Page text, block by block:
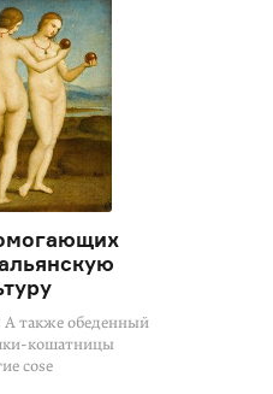
А также обеденный
кошатницы
cose